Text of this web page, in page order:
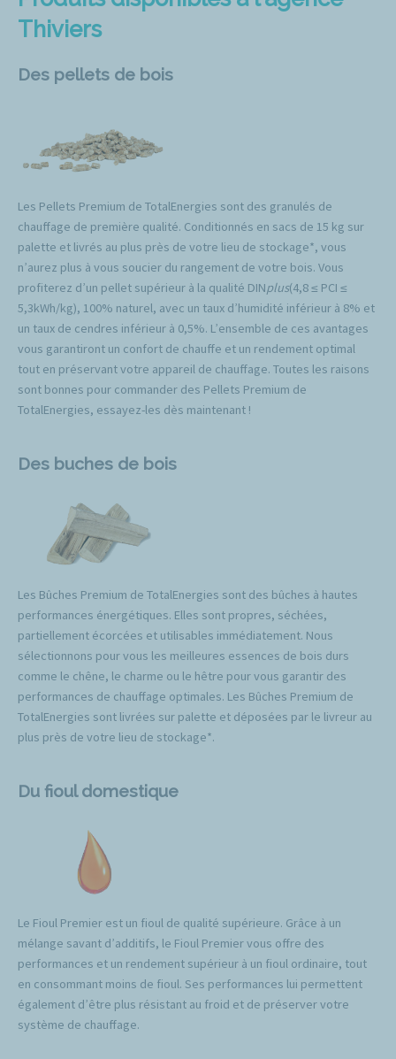
Thiviers
Des pellets de bois
Les Pellets Premium de TotalEnergies sont des granulés de
chauffage de première qualité. Conditionnés en sacs de 15 kg sur
palette et livrés au plus près de votre lieu de stockage*, vous
n’aurez plus à vous soucier du rangement de votre bois. Vous
profiterez d’un pellet supérieur à la qualité DINplus(4,8 ≤ PCI ≤
5,3kWh/kg), 100% naturel, avec un taux d’humidité inférieur à 8% et
un taux de cendres inférieur à 0,5%. L’ensemble de ces avantages
vous garantiront un confort de chauffe et un rendement optimal
tout en préservant votre appareil de chauffage. Toutes les raisons
sont bonnes pour commander des Pellets Premium de
TotalEnergies, essayez-les dès maintenant !
Des buches de bois
Les Bûches Premium de TotalEnergies sont des bûches à hautes
performances énergétiques. Elles sont propres, séchées,
partiellement écorcées et utilisables immédiatement. Nous
sélectionnons pour vous les meilleures essences de bois durs
comme le chêne, le charme ou le hêtre pour vous garantir des
performances de chauffage optimales. Les Bûches Premium de
TotalEnergies sont livrées sur palette et déposées par le livreur au
plus près de votre lieu de stockage*.
Du fioul domestique
Le Fioul Premier est un fioul de qualité supérieure. Grâce à un
mélange savant d’additifs, le Fioul Premier vous offre des
performances et un rendement supérieur à un fioul ordinaire, tout
en consommant moins de fioul. Ses performances lui permettent
également d’être plus résistant au froid et de préserver votre
système de chauffage.